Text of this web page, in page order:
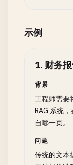
示例
1. 财务
背景
工程师需要
RAG 系统
自哪一页。
问题
传统的文本